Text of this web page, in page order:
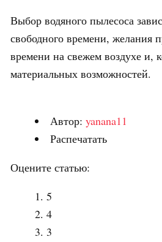
Выбор водяного пылесоса
свободного времени, желания
времени на свежем воздухе и,
материальных возможностей.
Автор: yanana11
Распечатать
Оцените статью:
5
4
3